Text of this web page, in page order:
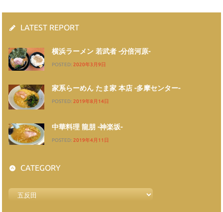
LATEST REPORT
横浜ラーメン 若武者 -分倍河原-
POSTED: 2020年3月9日
家系らーめん たま家 本店 -多摩センター-
POSTED: 2019年8月14日
中華料理 龍朋 -神楽坂-
POSTED: 2019年4月11日
CATEGORY